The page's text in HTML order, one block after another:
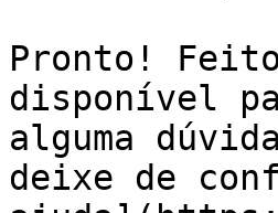
Pronto!
disponível
alguma
deixe de